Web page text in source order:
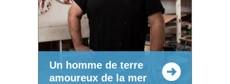
Un homme de terre
amoureux de la mer